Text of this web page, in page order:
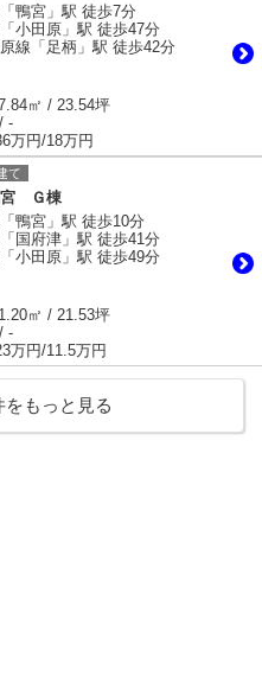
鴨宮」駅 徒歩7分
小田原」駅 徒歩47分
線「足柄」駅 徒歩42分
㎡ / 23.54坪
-
万円/18万円
て
宮 Ｇ棟
鴨宮」駅 徒歩10分
国府津」駅 徒歩41分
小田原」駅 徒歩49分
㎡ / 21.53坪
-
万円/11.5万円
もっと見る